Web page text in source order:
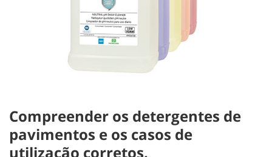
Compreender os detergentes de
pavimentos e os casos de
utilização corretos.